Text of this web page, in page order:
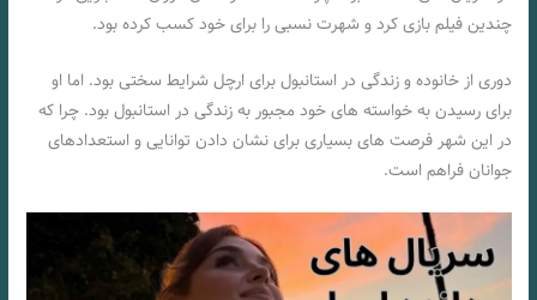
چندین فیلم بازی کرد و شهرت نسبی را برای خود کسب کرده بود.
دوری از خانوده و زندگی در استانبول برای ارچل شرایط سختی بود. اما او
برای رسیدن به خواسته های خود مجبور به زندگی در استانبول بود. چرا که
در این شهر فرصت های بسیاری برای نشان دادن توانایی و استعدادهای
جوانان فراهم است.